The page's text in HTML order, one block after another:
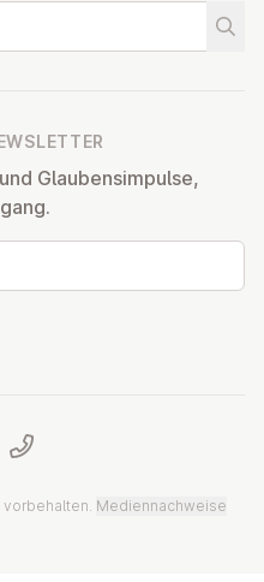
Glaubensimpulse,
Mediennachweise